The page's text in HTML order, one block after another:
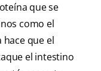
que se
como el
hace que el
el intestino